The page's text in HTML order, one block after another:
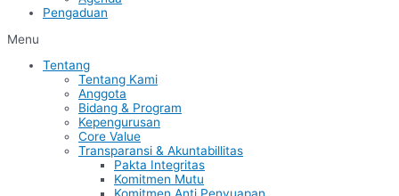
Pengaduan
Menu
Tentang
Tentang Kami
Anggota
Bidang & Program
Kepengurusan
Core Value
Transparansi & Akuntabillitas
Pakta Integritas
Komitmen Mutu